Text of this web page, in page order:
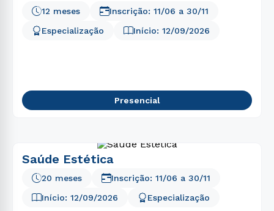
Especialização Início: 12/09/2026
12 meses Inscrição: 11/06 a 30/11
Presencial
Saúde Estética
Início: 12/09/2026
20 meses
Especialização
Inscrição: 11/06 a 30/11